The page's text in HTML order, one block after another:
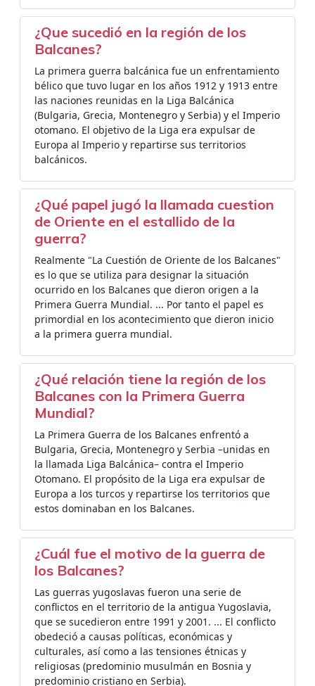
¿Que sucedió en la región de los
Balcanes?
La primera guerra balcánica fue un enfrentamiento
bélico que tuvo lugar en los años 1912 y 1913 entre
las naciones reunidas en la Liga Balcánica
(Bulgaria, Grecia, Montenegro y Serbia) y el Imperio
otomano. El objetivo de la Liga era expulsar de
Europa al Imperio y repartirse sus territorios
balcánicos.
¿Qué papel jugó la llamada cuestion
de Oriente en el estallido de la
guerra?
Realmente "La Cuestión de Oriente de los Balcanes"
es lo que se utiliza para designar la situación
ocurrido en los Balcanes que dieron origen a la
Primera Guerra Mundial. ... Por tanto el papel es
primordial en los acontecimiento que dieron inicio
a la primera guerra mundial.
¿Qué relación tiene la región de los
Balcanes con la Primera Guerra
Mundial?
La Primera Guerra de los Balcanes enfrentó a
Bulgaria, Grecia, Montenegro y Serbia –unidas en
la llamada Liga Balcánica– contra el Imperio
Otomano. El propósito de la Liga era expulsar de
Europa a los turcos y repartirse los territorios que
estos dominaban en los Balcanes.
¿Cuál fue el motivo de la guerra de
los Balcanes?
Las guerras yugoslavas fueron una serie de
conflictos en el territorio de la antigua Yugoslavia,
que se sucedieron entre 1991 y 2001. ... El conflicto
obedeció a causas políticas, económicas y
culturales, así como a las tensiones étnicas y
religiosas (predominio musulmán en Bosnia y
predominio cristiano en Serbia).